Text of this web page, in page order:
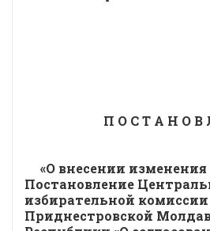
П О С Т А Н О В
«О внесении изменения
Постановление
избирательной комиссии
Приднестровской